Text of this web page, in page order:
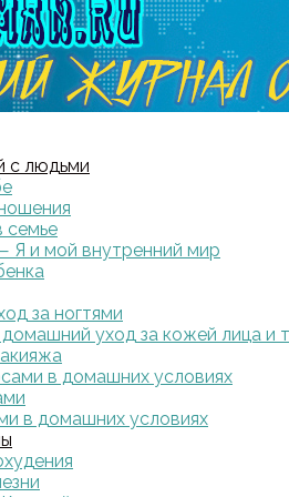
с людьми
семье
Я и мой внутренний мир
за ногтями
уход за кожей лица и
в домашних условиях
в домашних условиях